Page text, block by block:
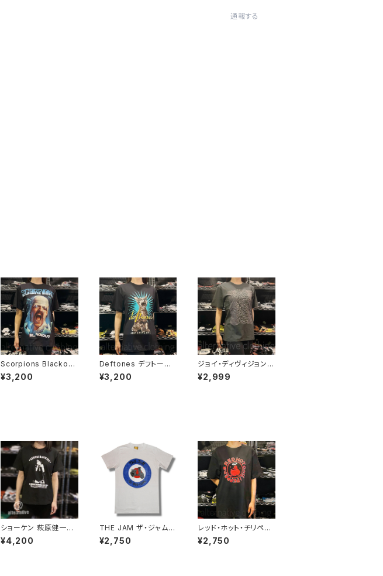
通報する
Scorpions Blackout
スコーピオンズ ブラック
アウト メンズ レディー
¥3,200
Deftones デフトーン
ズ 猫 メンズ レディース
ロックＴシャツ バンドＴ
¥3,200
ジョイ・ディヴィジョン J
OY DIVISION アンノウ
ン・プレジャーズ Unkn
¥2,999
ショーケン 萩原健一Ｔ
シャツ アンドレマルロ
ーライブ 1985 ザ・テン
¥4,200
THE JAM ザ・ジャム
ターゲット ALL MOD
CONS Ｔシャツ 白 ホワ
¥2,750
レッド・ホット・チリペッ
パーズ レッチリ Califo
rnication カリフォルニ
¥2,750